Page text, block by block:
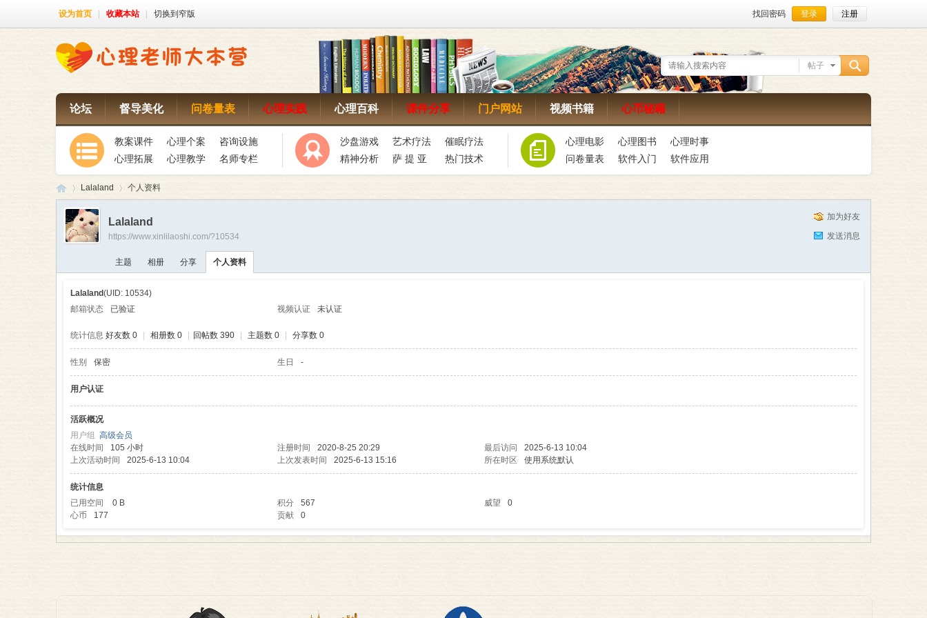
设为首页 收藏本站 切换到窄版 找回密码 登录 注册
帖子
论坛 督导美化 问卷量表 心理实践 心理百科 课件分享 门户网站 视频书籍 心币秘籍
教案课件 心理个案
咨询设施
心理拓展
心理教学 名师专栏
沙盘游戏 艺术疗法
催眠疗法
精神分析
萨 提 亚 热门技术
心理电影 心理图书
心理时事
问卷量表
软件入门 软件应用
›
Lalaland 个人资料
加为好友
发送消息
Lalaland
https://www.xinlilaoshi.com/?10534
主题 相册 分享 个人资料
Lalaland(UID: 10534)
邮箱状态
已验证 视频认证 未认证
统计信息 好友数 0 相册数 0 回帖数 390 主题数 0 分享数 0
性别 保密 生日 -
用户认证
活跃概况
用户组 高级会员
在线时间
105 小时 注册时间 2020-8-25 20:29 最后访问
2025-6-13 10:04
上次活动时间
2025-6-13 10:04 上次发表时间 2025-6-13 15:16 所在时区 使用系统默认
统计信息
已用空间
0 B 积分 567 威望
0
心币
177 贡献 0